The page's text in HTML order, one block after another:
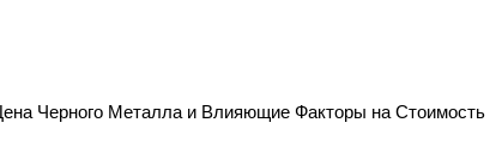
Черного Металла и Влияющие Факторы на Стоимость